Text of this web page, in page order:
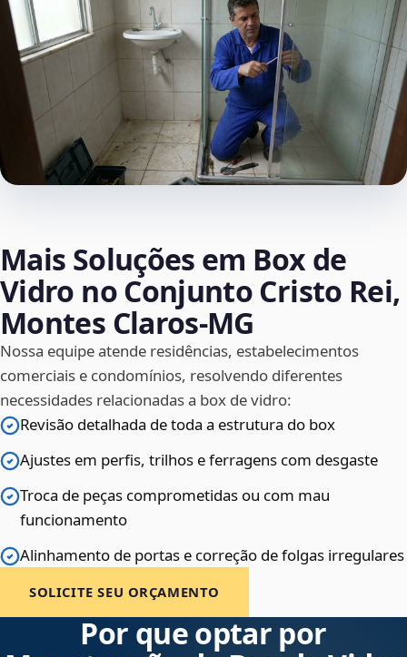
Mais Soluções em Box de
Vidro no Conjunto Cristo Rei,
Montes Claros‑MG
Nossa equipe atende residências, estabelecimentos
comerciais e condomínios, resolvendo diferentes
necessidades relacionadas a box de vidro:
Revisão detalhada de toda a estrutura do box
Ajustes em perfis, trilhos e ferragens com desgaste
Troca de peças comprometidas ou com mau
funcionamento
Alinhamento de portas e correção de folgas irregulares
SOLICITE SEU ORÇAMENTO
Por que optar por